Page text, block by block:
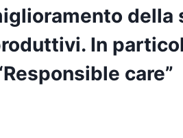
della
In
care”